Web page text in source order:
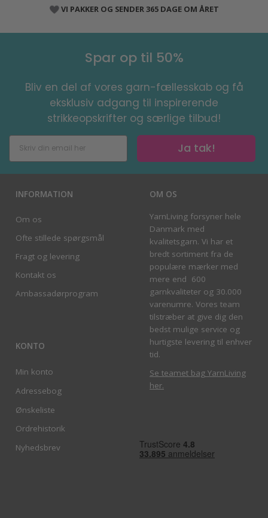
VI PAKKER OG SENDER 365 DAGE OM ÅRET
Spar op til 50%
Bliv en del af vores garn-fællesskab og få
eksklusiv adgang til inspirerende
strikkeopskrifter og særlige tilbud!
Ja tak!
INFORMATION
Om os
Ofte stillede spørgsmål
Fragt og levering
Kontakt os
Ambassadørprogram
KONTO
Min konto
Adressebog
Ønskeliste
Ordrehistorik
Nyhedsbrev
OM OS
YarnLiving forsyner hele
Danmark med
kvalitetsgarn. Vi har et
bredt sortiment fra de
populære mærker med
mere end 600
garnkvaliteter og 30.000
varenumre. Vores team
tilstræber at give dig den
bedst mulige service og
hurtigste levering til enhver
tid.
Se teamet bag YarnLiving
her.